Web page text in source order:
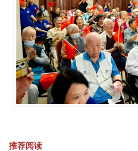
推荐阅读